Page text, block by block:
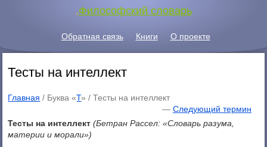
.Философский словарь
Обратная связь Книги О проекте
Тесты на интеллект
Главная / Буква «Т» /Тесты на интеллект
— Следующий термин
Тесты на интеллект (Бетран Рассел: «Словарь разума,
материи и морали»)